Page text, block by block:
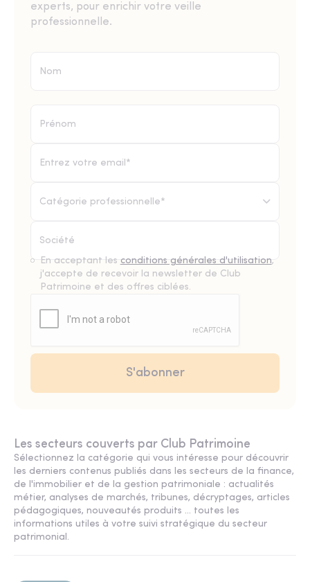
experts, pour enrichir votre veille
professionnelle.
Catégorie professionnelle*
En acceptant les conditions générales d'utilisation,
j'accepte de recevoir la newsletter de Club
Patrimoine et des offres ciblées.
Les secteurs couverts par Club Patrimoine
Sélectionnez la catégorie qui vous intéresse pour découvrir
les derniers contenus publiés dans les secteurs de la finance,
de l'immobilier et de la gestion patrimoniale : actualités
métier, analyses de marchés, tribunes, décryptages, articles
pédagogiques, nouveautés produits ... toutes les
informations utiles à votre suivi stratégique du secteur
patrimonial.